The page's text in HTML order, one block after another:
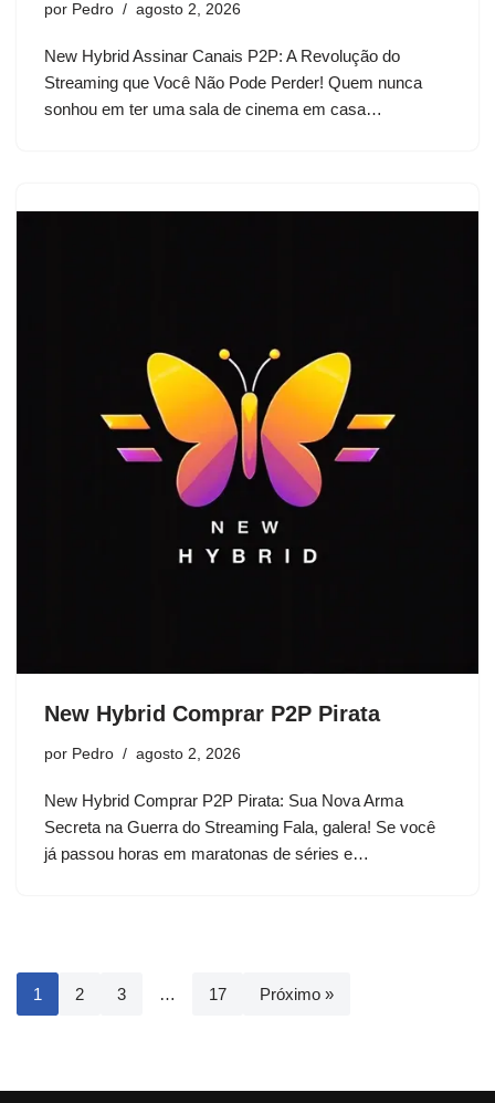
por Pedro agosto 2, 2026
New Hybrid Assinar Canais P2P: A Revolução do
Streaming que Você Não Pode Perder! Quem nunca
sonhou em ter uma sala de cinema em casa…
New Hybrid Comprar P2P Pirata
por Pedro agosto 2, 2026
New Hybrid Comprar P2P Pirata: Sua Nova Arma
Secreta na Guerra do Streaming Fala, galera! Se você
já passou horas em maratonas de séries e…
1 2 3 … 17 Próximo »